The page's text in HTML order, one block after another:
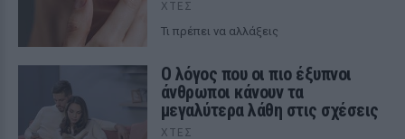
ΧΤΕΣ
Τι πρέπει να αλλάξεις
Ο λόγος που οι πιο έξυπνοι
άνθρωποι κάνουν τα
μεγαλύτερα λάθη στις σχέσεις
ΧΤΕΣ